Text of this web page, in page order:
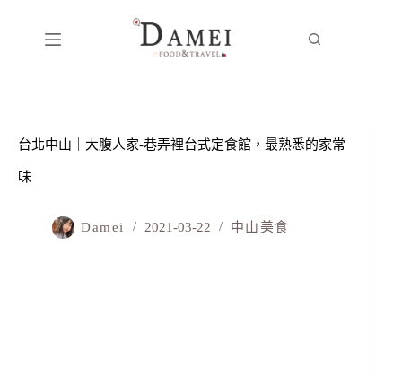
台北中山｜大腹人家-巷弄裡台式定食館，最熟悉的家常
味
Damei 2021-03-22 中山美食